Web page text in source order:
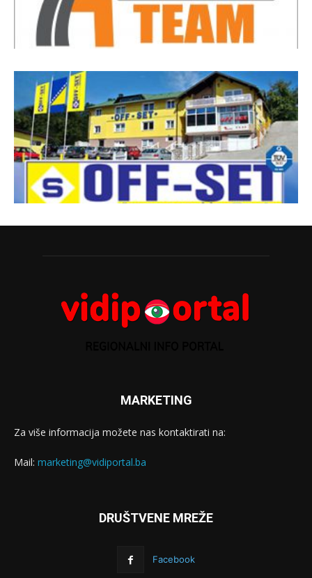
MARKETING
Za više informacija možete nas kontaktirati na:
Mail: marketing@vidiportal.ba
DRUŠTVENE MREŽE
Facebook